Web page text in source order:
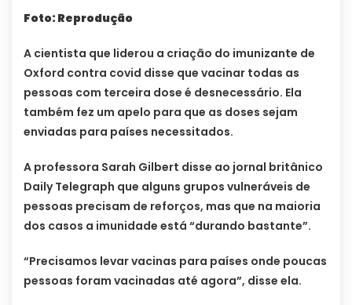
Foto: Reprodução
A cientista que liderou a criação do imunizante de
Oxford contra covid disse que vacinar todas as
pessoas com terceira dose é desnecessário. Ela
também fez um apelo para que as doses sejam
enviadas para países necessitados.
A professora Sarah Gilbert disse ao jornal britânico
Daily Telegraph que alguns grupos vulneráveis de
pessoas precisam de reforços, mas que na maioria
dos casos a imunidade está “durando bastante”.
“Precisamos levar vacinas para países onde poucas
pessoas foram vacinadas até agora”, disse ela.